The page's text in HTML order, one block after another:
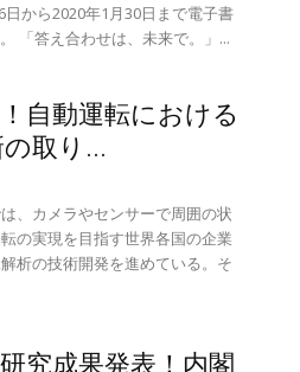
から2020年1月30日まで電子書
「答え合わせは、未来で。」...
自動運転における
取り...
、カメラやセンサーで周囲の状
の実現を目指す世界各国の企業
析の技術開発を進めている。そ
究成果発表！内閣